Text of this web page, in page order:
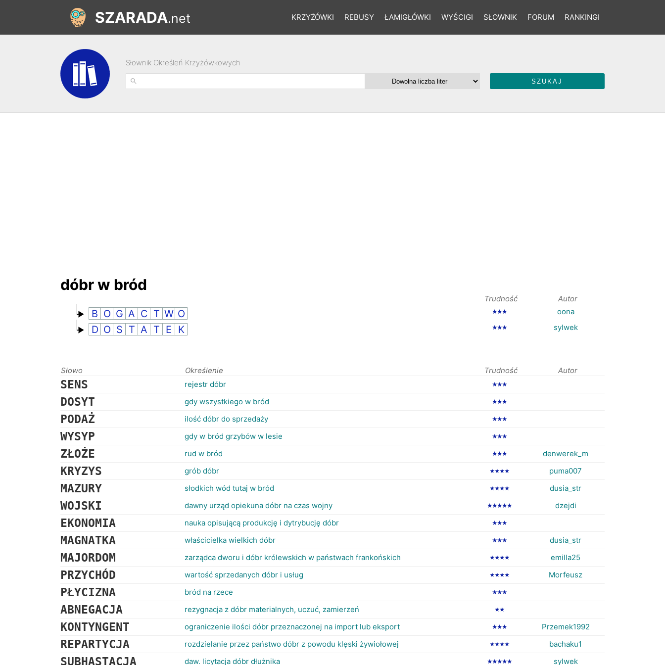
KRZYŻÓWKI REBUSY ŁAMIGŁÓWKI WYŚCIGI SŁOWNIK FORUM RANKINGI
SZARADA.net
Słownik Określeń Krzyżówkowych
dóbr w bród
Trudność Autor
B O G A C T W O ★★★ oona
D O S T A T E K ★★★ sylwek
Słowo Określenie Trudność Autor
SENS rejestr dóbr ★★★
DOSYT gdy wszystkiego w bród ★★★
PODAŻ ilość dóbr do sprzedaży ★★★
WYSYP gdy w bród grzybów w lesie ★★★
ZŁOŻE rud w bród ★★★ denwerek_m
KRYZYS grób dóbr ★★★★ puma007
MAZURY słodkich wód tutaj w bród ★★★★ dusia_str
WOJSKI dawny urząd opiekuna dóbr na czas wojny ★★★★★ dzejdi
EKONOMIA nauka opisującą produkcję i dytrybucję dóbr ★★★
MAGNATKA właścicielka wielkich dóbr ★★★ dusia_str
MAJORDOM zarządca dworu i dóbr królewskich w państwach frankońskich ★★★★ emilla25
PRZYCHÓD wartość sprzedanych dóbr i usług ★★★★ Morfeusz
PŁYCIZNA bród na rzece ★★★
ABNEGACJA rezygnacja z dóbr materialnych, uczuć, zamierzeń ★★
KONTYNGENT ograniczenie ilości dóbr przeznaczonej na import lub eksport ★★★ Przemek1992
REPARTYCJA rozdzielanie przez państwo dóbr z powodu klęski żywiołowej ★★★★ bachaku1
SUBHASTACJA daw. licytacja dóbr dłużnika ★★★★★ sylwek